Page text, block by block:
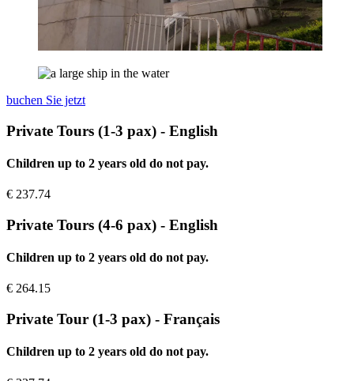
buchen Sie jetzt
Private Tours (1-3 pax) - English
Children up to 2 years old do not pay.
€ 237.74
Private Tours (4-6 pax) - English
Children up to 2 years old do not pay.
€ 264.15
Private Tour (1-3 pax) - Français
Children up to 2 years old do not pay.